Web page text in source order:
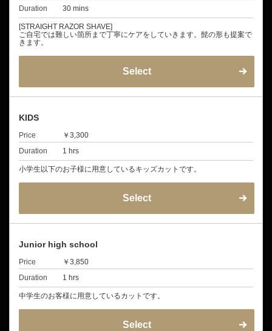
Duration
30 mins
[STRAIGHT RAZOR SHAVE]
ご自宅では難しい箇所まで丁寧にケアをしていきます。髭の形も提案で
きます。
Select
KIDS
Price
￥3,300
Duration
1 hrs
小学生以下のお子様に用意しているキッズカットです。
Select
Junior high school
Price
￥3,850
Duration
1 hrs
中学生のお客様に用意しているカットです。
Select